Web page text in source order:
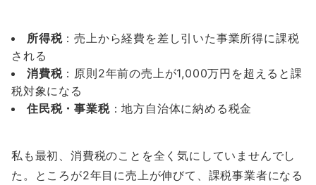
所得税：売上から経費を差し引いた事業所得に課税
される
消費税：原則2年前の売上が1,000万円を超えると課
税対象になる
住民税・事業税：地方自治体に納める税金
私も最初、消費税のことを全く気にしていませんでし
た。ところが2年目に売上が伸びて、課税事業者になる